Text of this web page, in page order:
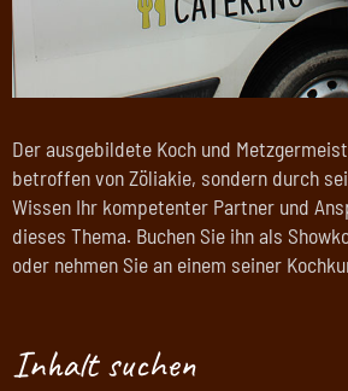
Der ausgebildete Koch und
betroffen von Zöliakie, sondern durch
Wissen Ihr kompetenter Partner und
dieses Thema. Buchen Sie ihn als
oder nehmen Sie an einem seiner
Inhalt suchen